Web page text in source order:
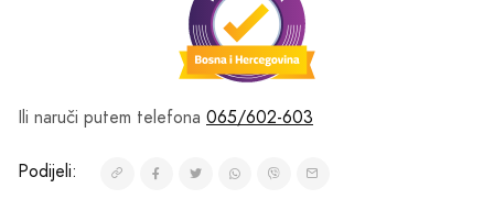
Ili naruči putem telefona 065/602-603
Podijeli: